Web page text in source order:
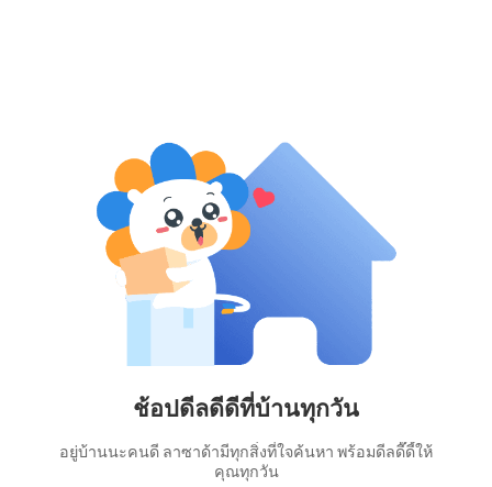
ช้อปดีลดีดีที่บ้านทุกวัน
อยู่บ้านนะคนดี ลาซาด้ามีทุกสิ่งที่ใจค้นหา พร้อมดีลดี๊ดี้ให้
คุณทุกวัน